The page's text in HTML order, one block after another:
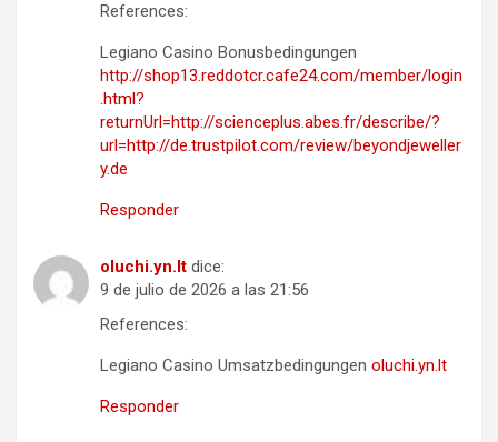
References:
Legiano Casino Bonusbedingungen
http://shop13.reddotcr.cafe24.com/member/login
.html?
returnUrl=http://scienceplus.abes.fr/describe/?
url=http://de.trustpilot.com/review/beyondjeweller
y.de
Responder
oluchi.yn.lt dice:
9 de julio de 2026 a las 21:56
References:
Legiano Casino Umsatzbedingungen oluchi.yn.lt
Responder